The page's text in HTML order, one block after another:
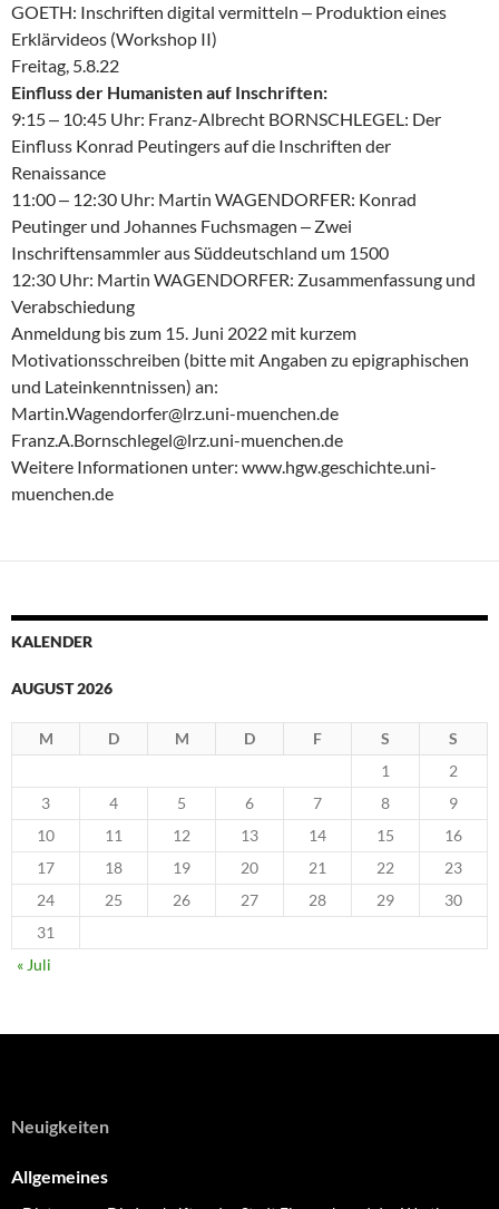
GOETH: Inschriften digital vermitteln ‒ Produktion eines
Erklärvideos (Workshop II)
Freitag, 5.8.22
Einfluss der Humanisten auf Inschriften:
9:15 ‒ 10:45 Uhr: Franz-Albrecht BORNSCHLEGEL: Der
Einfluss Konrad Peutingers auf die Inschriften der
Renaissance
11:00 ‒ 12:30 Uhr: Martin WAGENDORFER: Konrad
Peutinger und Johannes Fuchsmagen ‒ Zwei
Inschriftensammler aus Süddeutschland um 1500
12:30 Uhr: Martin WAGENDORFER: Zusammenfassung und
Verabschiedung
Anmeldung bis zum 15. Juni 2022 mit kurzem
Motivationsschreiben (bitte mit Angaben zu epigraphischen
und Lateinkenntnissen) an:
Martin.Wagendorfer@lrz.uni-muenchen.de
Franz.A.Bornschlegel@lrz.uni-muenchen.de
Weitere Informationen unter: www.hgw.geschichte.uni-
muenchen.de
KALENDER
AUGUST 2026
M D M D F S
S
1
2
3
4 5 6 7 8
9
10
11 12 13 14 15
16
17
18 19 20 21 22
23
24
25 26 27 28 29
30
31
« Juli
Neuigkeiten
Allgemeines